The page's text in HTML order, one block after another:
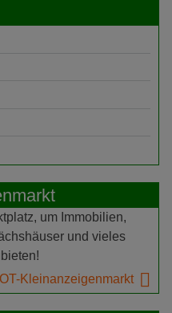
um Immobilien,
und vieles
Kleinanzeigenmarkt